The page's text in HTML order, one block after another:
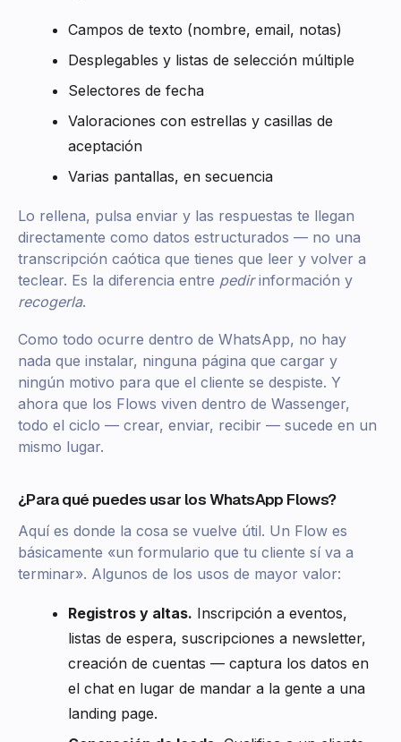
Campos de texto (nombre, email, notas)
Desplegables y listas de selección múltiple
Selectores de fecha
Valoraciones con estrellas y casillas de
aceptación
Varias pantallas, en secuencia
Lo rellena, pulsa enviar y las respuestas te llegan
directamente como datos estructurados — no una
transcripción caótica que tienes que leer y volver a
teclear. Es la diferencia entre pedirinformación y
recogerla.
Como todo ocurre dentro de WhatsApp, no hay
nada que instalar, ninguna página que cargar y
ningún motivo para que el cliente se despiste. Y
ahora que los Flows viven dentro de Wassenger,
todo el ciclo — crear, enviar, recibir — sucede en un
mismo lugar.
¿Para qué puedes usar los WhatsApp Flows?
Aquí es donde la cosa se vuelve útil. Un Flow es
básicamente «un formulario que tu cliente sí va a
terminar». Algunos de los usos de mayor valor:
Registros y altas. Inscripción a eventos,
listas de espera, suscripciones a newsletter,
creación de cuentas — captura los datos en
el chat en lugar de mandar a la gente a una
landing page.